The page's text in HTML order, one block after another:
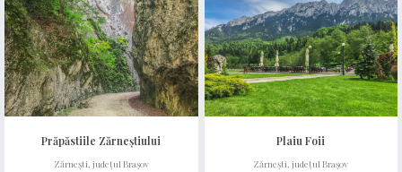
Prăpăstiile Zărneștiului
Zărnești, județul Brașov
Plaiu Foii
Zărnești, județul Brașov